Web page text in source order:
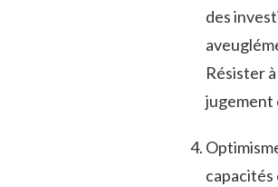
des
⁤Résister
jugement
capacités⁢